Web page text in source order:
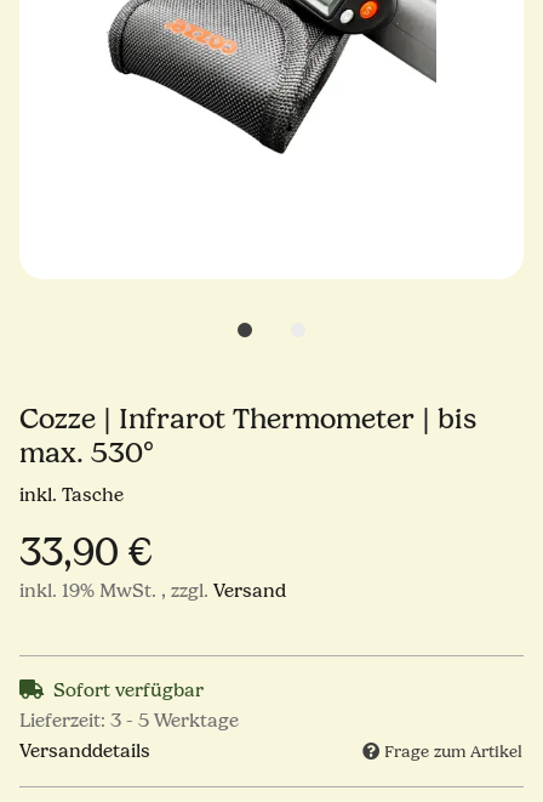
Cozze | Infrarot Thermometer | bis
max. 530°
inkl. Tasche
33,90 €
inkl. 19% MwSt. , zzgl. Versand
Sofort verfügbar
Lieferzeit: 3 - 5 Werktage
Versanddetails
Frage zum Artikel